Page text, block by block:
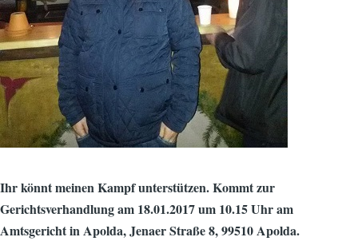
Ihr könnt meinen Kampf unterstützen. Kommt zur
Gerichtsverhandlung am 18.01.2017 um 10.15 Uhr am
Amtsgericht in Apolda, Jenaer Straße 8, 99510 Apolda.